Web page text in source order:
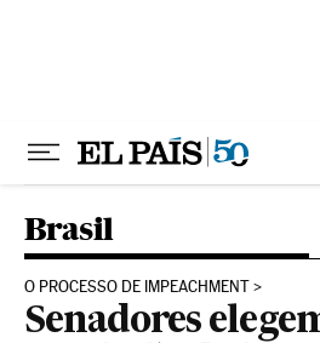
Brasil
O PROCESSO DE IMPEACHMENT
Senadores